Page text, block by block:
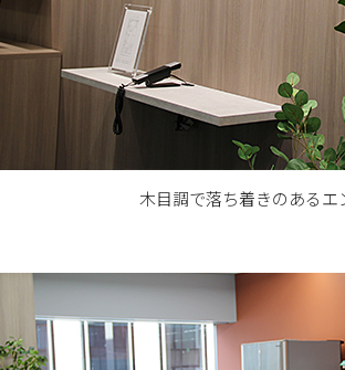
木目調で落ち着きのあるエ